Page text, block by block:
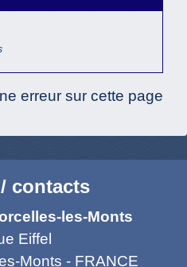
erreur sur cette page
contacts
les-Monts
Eiffel
Monts - FRANCE